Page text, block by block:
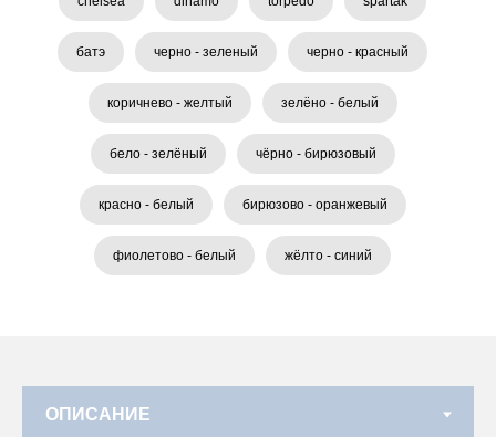
батэ черно - зеленый черно - красный
коричнево - желтый зелёно - белый
бело - зелёный чёрно - бирюзовый
красно - белый бирюзово - оранжевый
фиолетово - белый жёлто - синий